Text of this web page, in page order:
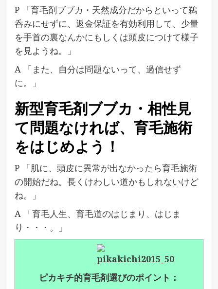
P 「育毛剤ブブカ・天然成分だからといって鵜
呑みにせずに、返金保証を有効利用して、少量
を手首の裏なんかにもしくは頭皮につけて様子
を見ようね。」
A 「また、自分は問題ないって、過信せず
に。」
新型育毛剤ブブカ・相性見
て問題なければ、育毛施術
をはじめよう！
P 「肌に、頭皮に異常が出なかったら育毛施術
の開始だね。長くけわしい道かもしれないけど
ね。」
A 「育毛人生、育毛道のはじまり、はじま
り・・・。」
ピカキチ的育毛剤選びのポイント：